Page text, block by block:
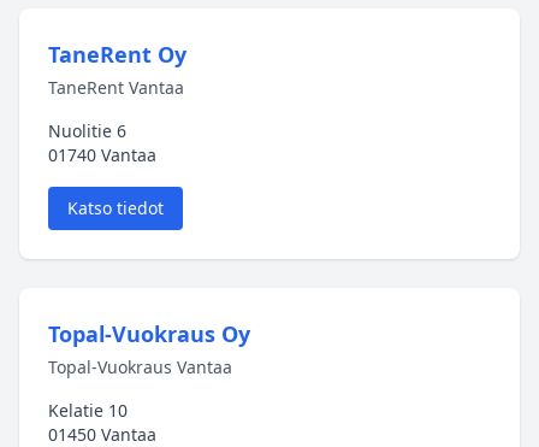
TaneRent Oy
TaneRent Vantaa
Nuolitie 6
01740 Vantaa
Katso tiedot
Topal-Vuokraus Oy
Topal-Vuokraus Vantaa
Kelatie 10
01450 Vantaa